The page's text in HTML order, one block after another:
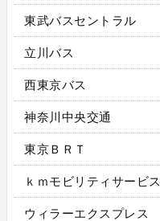
東武バスセントラル
立川バス
西東京バス
神奈川中央交通
東京ＢＲＴ
ｋｍモビリティサービス
ウィラーエクスプレス